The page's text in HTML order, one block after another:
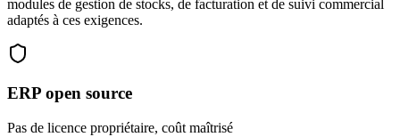
modules de gestion de stocks, de facturation et de suivi commercial
adaptés à ces exigences.
ERP open source
Pas de licence propriétaire, coût maîtrisé